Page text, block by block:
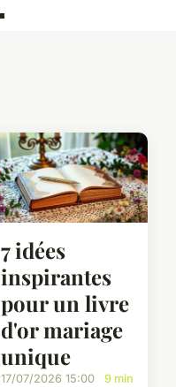
7 idées
inspirantes
pour un livre
d'or mariage
unique
17/07/2026 15:00 9 min